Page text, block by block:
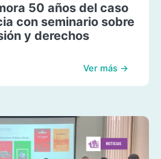
50 años del caso
con seminario sobre
y derechos
Ver más →